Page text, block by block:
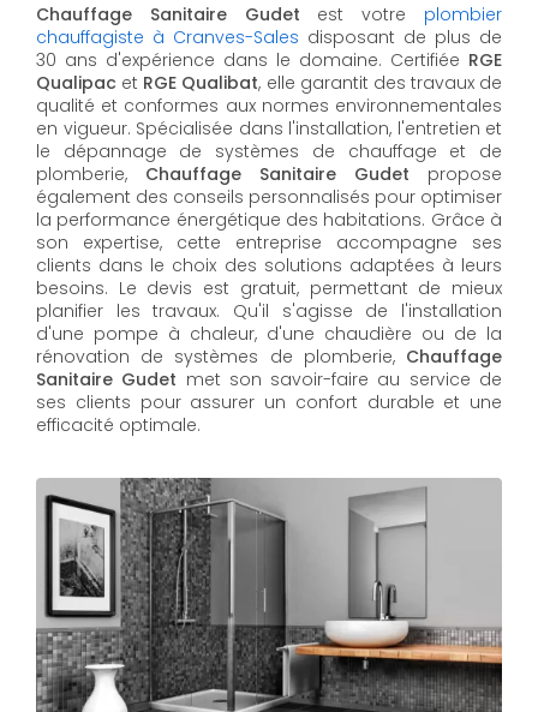
Chauffage Sanitaire Gudet est votre plombier
chauffagiste à Cranves-Sales disposant de plus de
30 ans d'expérience dans le domaine. Certifiée RGE
Qualipac et RGE Qualibat, elle garantit des travaux de
qualité et conformes aux normes environnementales
en vigueur. Spécialisée dans l'installation, l'entretien et
le dépannage de systèmes de chauffage et de
plomberie, Chauffage Sanitaire Gudet propose
également des conseils personnalisés pour optimiser
la performance énergétique des habitations. Grâce à
son expertise, cette entreprise accompagne ses
clients dans le choix des solutions adaptées à leurs
besoins. Le devis est gratuit, permettant de mieux
planifier les travaux. Qu'il s'agisse de l'installation
d'une pompe à chaleur, d'une chaudière ou de la
rénovation de systèmes de plomberie,Chauffage
Sanitaire Gudet met son savoir-faire au service de
ses clients pour assurer un confort durable et une
efficacité optimale.